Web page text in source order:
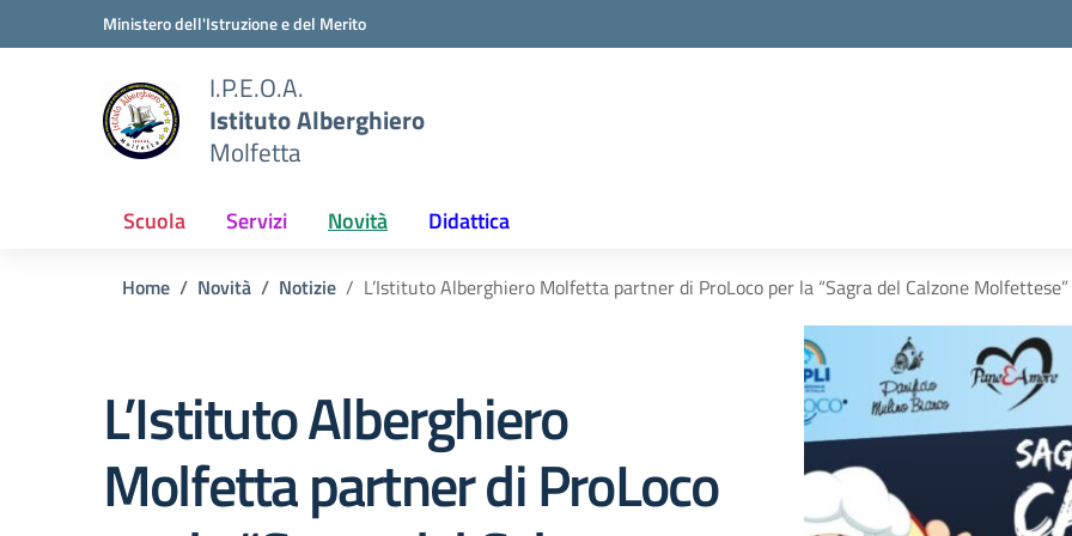
Vai ai contenuti
Vai al menu di navigazioneMinistero dell'Istruzione e del Merito
I.P.E.O.A.
Istituto Alberghiero
Molfetta
Scuola Servizi Novità Didattica
Home Novità Notizie L’Istituto Alberghiero Molfetta partner di ProLoco per la “Sagra del Calzone Molfettese”
L’Istituto Alberghiero
Molfetta partner di ProLoco